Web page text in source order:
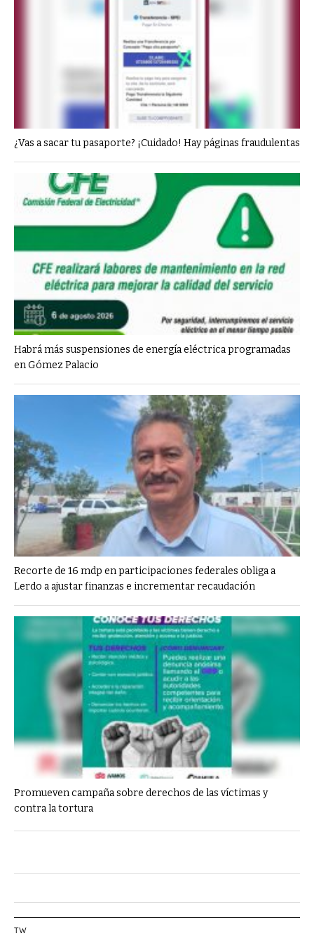
¿Vas a sacar tu pasaporte? ¡Cuidado! Hay páginas fraudulentas
Habrá más suspensiones de energía eléctrica programadas
en Gómez Palacio
Recorte de 16 mdp en participaciones federales obliga a
Lerdo a ajustar finanzas e incrementar recaudación
Promueven campaña sobre derechos de las víctimas y
contra la tortura
TW